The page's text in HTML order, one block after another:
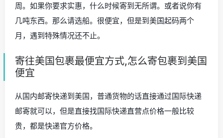
周。如果你要求实惠，什么时候寄到无所谓。或者说你有
几吨东西。那么请选船。很便宜，但是到美国起码两个
月，遇到特殊情况还不止。
寄往美国包裹最便宜方式,怎么寄包裹到美国
便宜
从国内邮寄快递到美国，普通货物的话直接通过国际快递
邮寄就可以，但是直接找国际快递直营点价格一般比较
贵，都是快递官方价格。